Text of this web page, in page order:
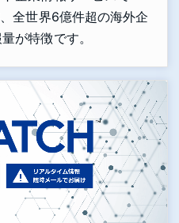
全世界6億件超の海外企
が特徴です。